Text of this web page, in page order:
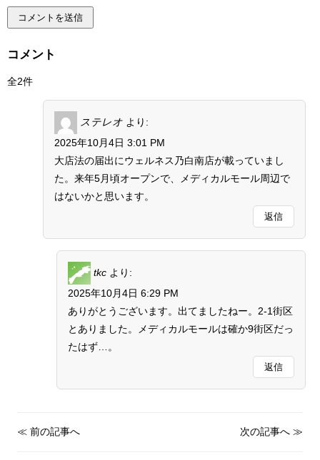
コメント
全2件
ステレオ より:
2025年10月4日 3:01 PM
大店法の届出にウェルネス乃白南店が載っていまし
た。来年5月頃オープンで、メディカルモール周辺で
はないかと思います。
返信
tkc より:
2025年10月4日 6:29 PM
ありがとうございます。出てましたねー。2-1街区
とありました。メディカルモールは確か9街区だっ
たはず…。
返信
≪前の記事へ 次の記事へ≫